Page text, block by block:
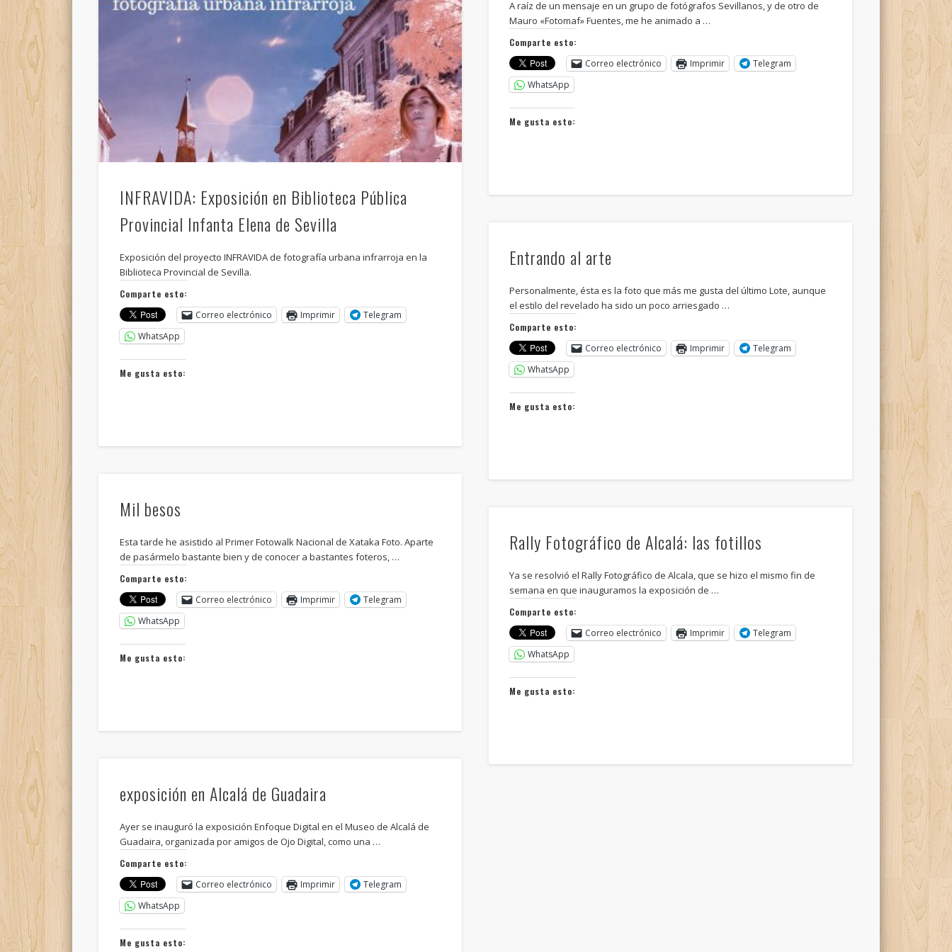
INFRAVIDA: Exposición en Biblioteca Pública
Provincial Infanta Elena de Sevilla
Exposición del proyecto INFRAVIDA de fotografía urbana infrarroja en la
Biblioteca Provincial de Sevilla.
Comparte esto:
Correo electrónico
Imprimir
Telegram
WhatsApp
Me gusta esto:
A raíz de un mensaje en un grupo de fotógrafos Sevillanos, y de otro de
Mauro «Fotomaf» Fuentes, me he animado a …
Comparte esto:
Correo electrónico
Imprimir
Telegram
WhatsApp
Me gusta esto:
Entrando al arte
Personalmente, ésta es la foto que más me gusta del último Lote, aunque
el estilo del revelado ha sido un poco arriesgado …
Comparte esto:
Correo electrónico
Imprimir
Telegram
WhatsApp
Me gusta esto:
Mil besos
Esta tarde he asistido al Primer Fotowalk Nacional de Xataka Foto. Aparte
de pasármelo bastante bien y de conocer a bastantes foteros, …
Comparte esto:
Correo electrónico
Imprimir
Telegram
WhatsApp
Me gusta esto:
Rally Fotográfico de Alcalá: las fotillos
Ya se resolvió el Rally Fotográfico de Alcala, que se hizo el mismo fin de
semana en que inauguramos la exposición de …
Comparte esto:
Correo electrónico
Imprimir
Telegram
WhatsApp
Me gusta esto:
exposición en Alcalá de Guadaira
Ayer se inauguró la exposición Enfoque Digital en el Museo de Alcalá de
Guadaira, organizada por amigos de Ojo Digital, como una …
Comparte esto:
Correo electrónico
Imprimir
Telegram
WhatsApp
Me gusta esto: